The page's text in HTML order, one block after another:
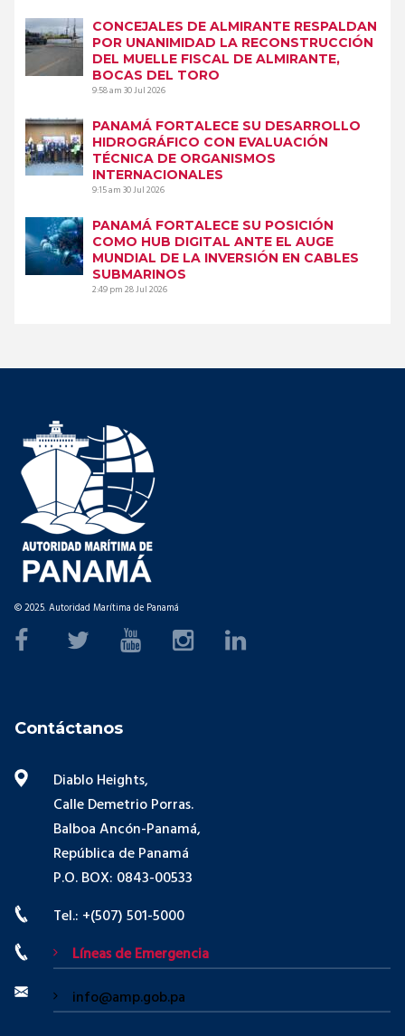
CONCEJALES DE ALMIRANTE RESPALDAN
POR UNANIMIDAD LA RECONSTRUCCIÓN
DEL MUELLE FISCAL DE ALMIRANTE,
BOCAS DEL TORO
9:58 am30 Jul 2026
PANAMÁ FORTALECE SU DESARROLLO
HIDROGRÁFICO CON EVALUACIÓN
TÉCNICA DE ORGANISMOS
INTERNACIONALES
9:15 am30 Jul 2026
PANAMÁ FORTALECE SU POSICIÓN
COMO HUB DIGITAL ANTE EL AUGE
MUNDIAL DE LA INVERSIÓN EN CABLES
SUBMARINOS
2:49 pm28 Jul 2026
© 2025. Autoridad Marítima de Panamá
Contáctanos
Diablo Heights,
Calle Demetrio Porras.
Balboa Ancón-Panamá,
República de Panamá
P.O. BOX: 0843-00533
Tel.: +(507) 501-5000
Líneas de Emergencia
info@amp.gob.pa